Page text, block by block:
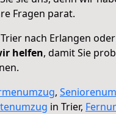
Fragen parat.
nach Erlangen
helfen, damit Sie
,
in Trier,